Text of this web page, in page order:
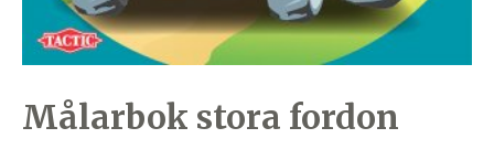
Målarbok stora fordon